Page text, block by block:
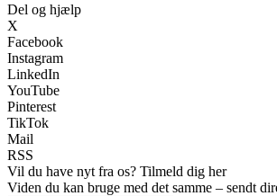
Del og hjælp
X
Facebook
Instagram
LinkedIn
YouTube
Pinterest
TikTok
Mail
RSS
Vil du have nyt fra os? Tilmeld dig her
Viden du kan bruge med det samme – sendt